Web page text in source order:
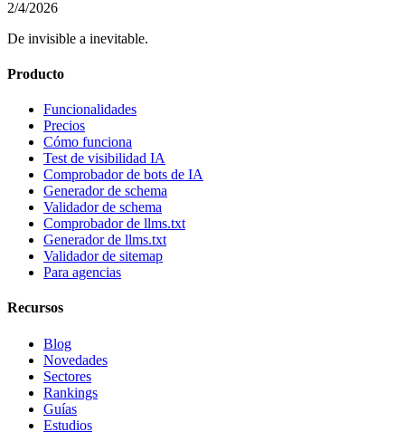
2/4/2026
De invisible a inevitable.
Producto
Funcionalidades
Precios
Cómo funciona
Test de visibilidad IA
Comprobador de bots de IA
Generador de schema
Validador de schema
Comprobador de llms.txt
Generador de llms.txt
Validador de sitemap
Para agencias
Recursos
Blog
Novedades
Sectores
Rankings
Guías
Estudios